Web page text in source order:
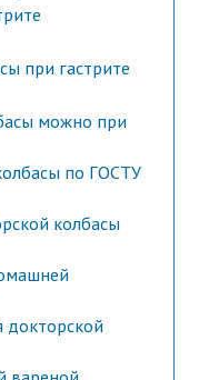
при гастрите
можно при
по ГОСТУ
колбасы
докторской